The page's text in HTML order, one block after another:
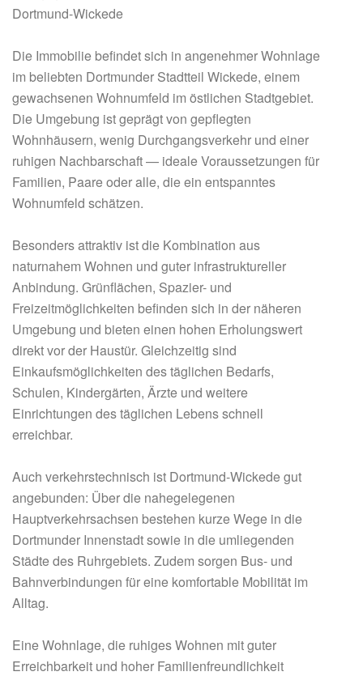
Dortmund-Wickede
Die Immobilie befindet sich in angenehmer Wohnlage
im beliebten Dortmunder Stadtteil Wickede, einem
gewachsenen Wohnumfeld im östlichen Stadtgebiet.
Die Umgebung ist geprägt von gepflegten
Wohnhäusern, wenig Durchgangsverkehr und einer
ruhigen Nachbarschaft — ideale Voraussetzungen für
Familien, Paare oder alle, die ein entspanntes
Wohnumfeld schätzen.
Besonders attraktiv ist die Kombination aus
naturnahem Wohnen und guter infrastruktureller
Anbindung. Grünflächen, Spazier- und
Freizeitmöglichkeiten befinden sich in der näheren
Umgebung und bieten einen hohen Erholungswert
direkt vor der Haustür. Gleichzeitig sind
Einkaufsmöglichkeiten des täglichen Bedarfs,
Schulen, Kindergärten, Ärzte und weitere
Einrichtungen des täglichen Lebens schnell
erreichbar.
Auch verkehrstechnisch ist Dortmund-Wickede gut
angebunden: Über die nahegelegenen
Hauptverkehrsachsen bestehen kurze Wege in die
Dortmunder Innenstadt sowie in die umliegenden
Städte des Ruhrgebiets. Zudem sorgen Bus- und
Bahnverbindungen für eine komfortable Mobilität im
Alltag.
Eine Wohnlage, die ruhiges Wohnen mit guter
Erreichbarkeit und hoher Familienfreundlichkeit